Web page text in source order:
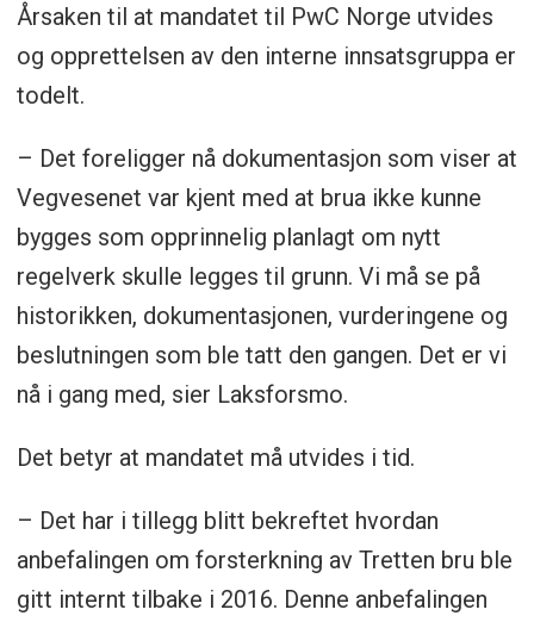
Årsaken til at mandatet til PwC Norge utvides
og opprettelsen av den interne innsatsgruppa er
todelt.
– Det foreligger nå dokumentasjon som viser at
Vegvesenet var kjent med at brua ikke kunne
bygges som opprinnelig planlagt om nytt
regelverk skulle legges til grunn. Vi må se på
historikken, dokumentasjonen, vurderingene og
beslutningen som ble tatt den gangen. Det er vi
nå i gang med, sier Laksforsmo.
Det betyr at mandatet må utvides i tid.
– Det har i tillegg blitt bekreftet hvordan
anbefalingen om forsterkning av Tretten bru ble
gitt internt tilbake i 2016. Denne anbefalingen